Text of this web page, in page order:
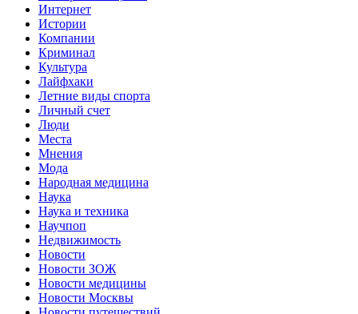
Интернет
Истории
Компании
Криминал
Культура
Лайфхаки
Летние виды спорта
Личный счет
Люди
Места
Мнения
Мода
Народная медицина
Наука
Наука и техника
Научпоп
Недвижимость
Новости
Новости ЗОЖ
Новости медицины
Новости Москвы